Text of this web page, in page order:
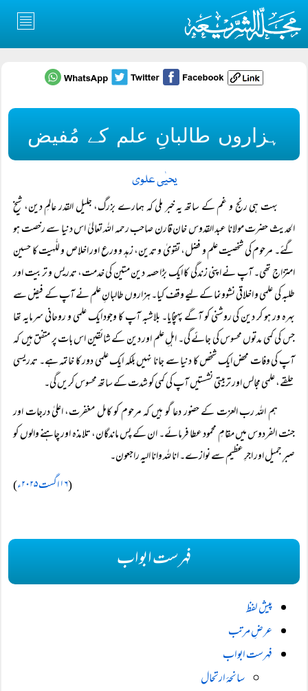
ہزاروں طالبانِ علم کے مُفیض
یحیٰی علوی
بہت ہی رنج و غم کے ساتھ یہ خبر ملی کہ ہمارے بزرگ، جلیل القدر عالمِ دین، شیخ
الحدیث حضرت مولانا عبد القدوس خان قارن صاحب رحمہ اللہ تعالیٰ اس دنیا سے رخصت ہو
گئے۔ مرحوم کی شخصیت علم و فضل، تقویٰ و تدین، زہد و ورع اور اخلاص و للّٰہیت کا حسین
امتزاج تھی۔ آپ نے اپنی زندگی کا ایک بڑا حصہ دین متین کی خدمت، تدریس و تربیت اور
طلبہ کی علمی و اخلاقی نشوونما کے لیے وقف کیا۔ ہزاروں طالبانِ علم نے آپ کے فیض سے
بہرہ ور ہو کر دین کی روشنی کو آگے پہنچایا۔ بلاشبہ آپ کا وجود ایک علمی و روحانی سرمایہ تھا
جس کی کمی مدتوں محسوس کی جائے گی۔ اہلِ علم اور دین کے شائقین اس بات پر متفق ہیں کہ
آپ کی وفات محض ایک شخص کا دنیا سے جانا نہیں بلکہ ایک علمی دور کا خاتمہ ہے۔ تدریسی
حلقے، علمی مجالس اور تربیتی نشستیں آپ کی کمی کو شدت کے ساتھ محسوس کریں گی۔
ہم اللہ رب العزت کے حضور دعا گو ہیں کہ مرحوم کو کامل مغفرت، اعلیٰ درجات اور
جنت الفردوس میں مقامِ محمود عطا فرمائے۔ ان کے پس ماندگان، تلامذہ اور چاہنے والوں کو
صبرِ جمیل اور اجرِ عظیم سے نوازے۔ انا للہ وانا الیہ راجعون۔
(۱۶ اگست ۲۰۲۵ء )
فہرست ابواب
پیش لفظ
عرضِ مرتب
فہرست ابواب
سانحۂ ارتحال